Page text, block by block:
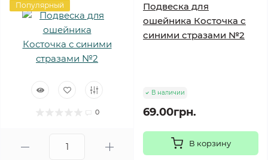
Популярный
0
Подвеска для
ошейника Косточка с
синими стразами №2
В наличии
69.00грн.
В корзину